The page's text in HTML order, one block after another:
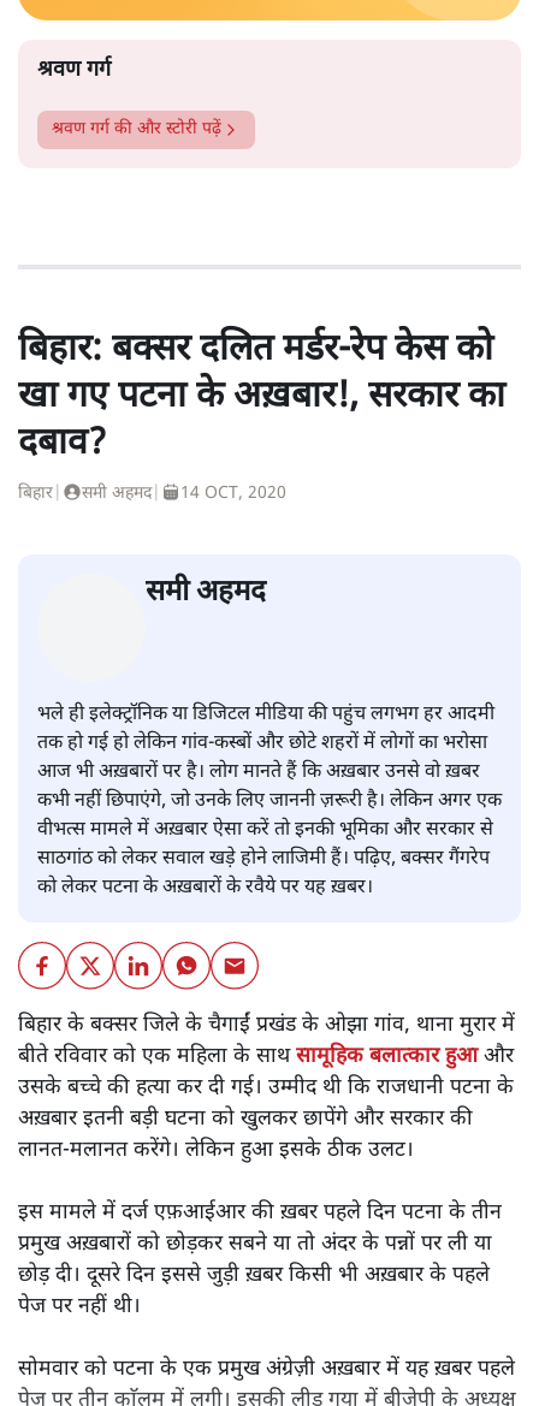
श्रवण गर्ग
श्रवण गर्ग की और स्टोरी पढ़ें
बिहार: बक्सर दलित मर्डर-रेप केस को
खा गए पटना के अख़बार!, सरकार का
दबाव?
बिहार समी अहमद| 14 OCT, 2020
समी अहमद
भले ही इलेक्ट्रॉनिक या डिजिटल मीडिया की पहुंच लगभग हर आदमी
तक हो गई हो लेकिन गांव-कस्बों और छोटे शहरों में लोगों का भरोसा
आज भी अख़बारों पर है। लोग मानते हैं कि अख़बार उनसे वो ख़बर
कभी नहीं छिपाएंगे, जो उनके लिए जाननी ज़रूरी है। लेकिन अगर एक
वीभत्स मामले में अख़बार ऐसा करें तो इनकी भूमिका और सरकार से
साठगांठ को लेकर सवाल खड़े होने लाजिमी हैं। पढ़िए, बक्सर गैंगरेप
को लेकर पटना के अख़बारों के रवैये पर यह ख़बर।
बिहार के बक्सर जिले के चैगाईं प्रखंड के ओझा गांव, थाना मुरार में
बीते रविवार को एक महिला के साथसामूहिक बलात्कार हुआऔर
उसके बच्चे की हत्या कर दी गई। उम्मीद थी कि राजधानी पटना के
अख़बार इतनी बड़ी घटना को खुलकर छापेंगे और सरकार की
लानत-मलानत करेंगे। लेकिन हुआ इसके ठीक उलट।
इस मामले में दर्ज एफ़आईआर की ख़बर पहले दिन पटना के तीन
प्रमुख अख़बारों को छोड़कर सबने या तो अंदर के पन्नों पर ली या
छोड़ दी। दूसरे दिन इससे जुड़ी ख़बर किसी भी अख़बार के पहले
पेज पर नहीं थी।
सोमवार को पटना के एक प्रमुख अंग्रेज़ी अख़बार में यह ख़बर पहले